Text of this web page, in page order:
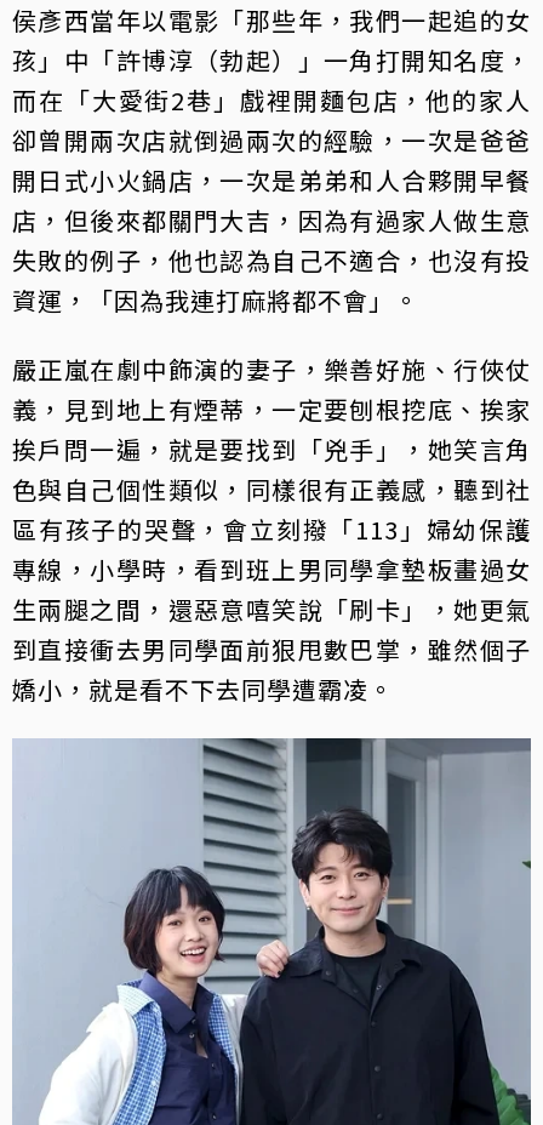
侯彥西當年以電影「那些年，我們一起追的女
孩」中「許博淳（勃起）」一角打開知名度，
而在「大愛街2巷」戲裡開麵包店，他的家人
卻曾開兩次店就倒過兩次的經驗，一次是爸爸
開日式小火鍋店，一次是弟弟和人合夥開早餐
店，但後來都關門大吉，因為有過家人做生意
失敗的例子，他也認為自己不適合，也沒有投
資運，「因為我連打麻將都不會」。
嚴正嵐在劇中飾演的妻子，樂善好施、行俠仗
義，見到地上有煙蒂，一定要刨根挖底、挨家
挨戶問一遍，就是要找到「兇手」，她笑言角
色與自己個性類似，同樣很有正義感，聽到社
區有孩子的哭聲，會立刻撥「113」婦幼保護
專線，小學時，看到班上男同學拿墊板畫過女
生兩腿之間，還惡意嘻笑說「刷卡」，她更氣
到直接衝去男同學面前狠甩數巴掌，雖然個子
嬌小，就是看不下去同學遭霸凌。